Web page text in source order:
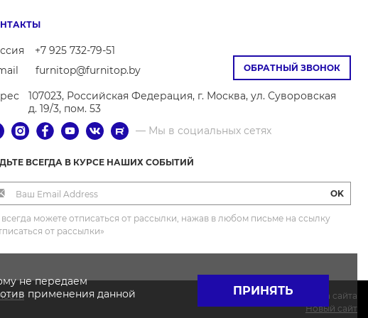
ОБРАТНЫЙ ЗВОНОК
+7 925 732-79-51
furnitop@furnitop.by
107023, Российская Федерация, г. Москва, ул. Суворовская
д. 19/3, пом. 53
— Мы в социальных сетях
ВСЕГДА В КУРСЕ НАШИХ СОБЫТИЙ
OK
можете отписаться от рассылки, нажав в любом письме на ссылку
от рассылки»
Поддержка сайта
Новый сайт
не передаем
применения данной
ПРИНЯТЬ